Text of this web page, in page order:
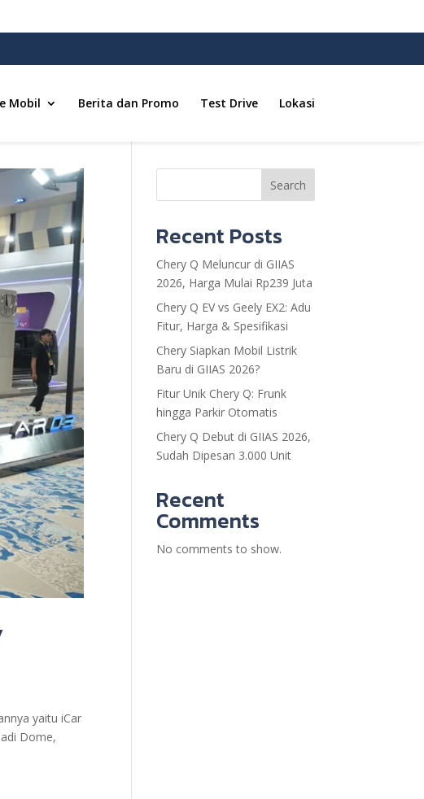
Mobil Berita dan Promo Test Drive Lokasi
yaitu iCar
Dome,
Search
Recent Posts
Chery Q Meluncur di GIIAS
2026, Harga Mulai Rp239 Juta
Chery Q EV vs Geely EX2: Adu
Fitur, Harga & Spesifikasi
Chery Siapkan Mobil Listrik
Baru di GIIAS 2026?
Fitur Unik Chery Q: Frunk
hingga Parkir Otomatis
Chery Q Debut di GIIAS 2026,
Sudah Dipesan 3.000 Unit
Recent
Comments
No comments to show.